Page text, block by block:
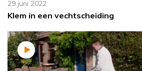
29 juni 2022
Klem in een vechtscheiding